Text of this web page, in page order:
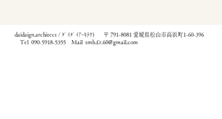
​daidaign.architect / ﾀﾞｲﾀﾞｲｱｰｷﾃｸﾄ 〒 791-8081 愛媛県松山市高浜町1-60-396
Tel 090-5918-5355 ​ Mail tmb.f.r.60@gmail.com